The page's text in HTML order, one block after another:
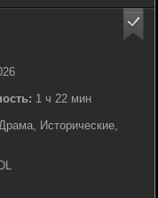
1 ч 22 мин
Исторические,